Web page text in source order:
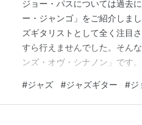
ジョー・パスについては過去
ー・ジャンゴ」をご紹介しま
ズギタリストとして全く注目
すら行えませんでした。そん
ンズ・オヴ・シナノン」です
のようなジャズミュージシャ
ョンの模様をパシフィック・
#ジャズ #ジャズギター #ジ